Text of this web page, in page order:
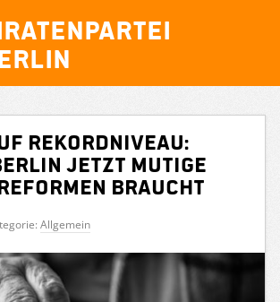
Rekordniveau:
jetzt mutige
braucht
Allgemein